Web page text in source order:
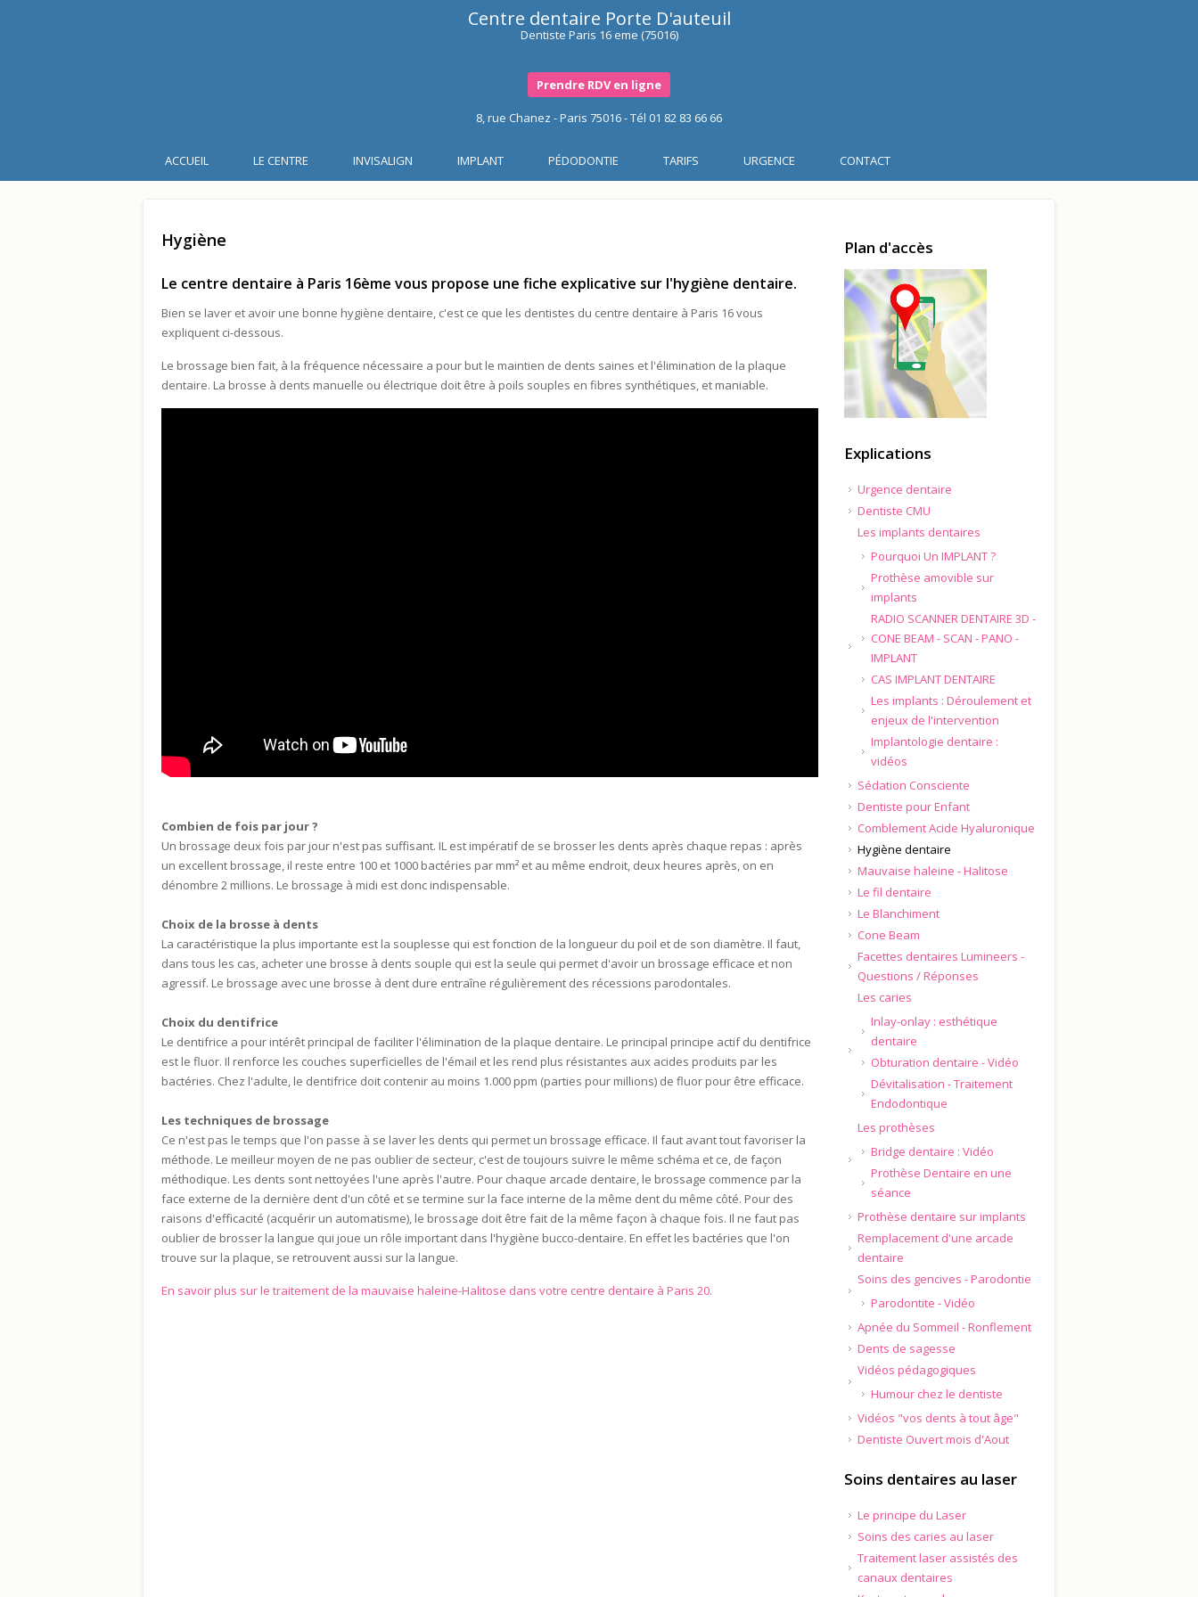
Centre dentaire Porte D'auteuil
Dentiste Paris 16 eme (75016)
Prendre RDV en ligne
8, rue Chanez - Paris 75016 - Tél 01 82 83 66 66
ACCUEIL LE CENTRE INVISALIGN IMPLANT PÉDODONTIE TARIFS URGENCE CONTACT
Hygiène
Le centre dentaire à Paris 16ème vous propose une fiche explicative sur l'hygiène dentaire.
Bien se laver et avoir une bonne hygiène dentaire, c'est ce que les dentistes du centre dentaire à Paris 16 vous
expliquent ci-dessous.
Le brossage bien fait, à la fréquence nécessaire a pour but le maintien de dents saines et l'élimination de la plaque
dentaire. La brosse à dents manuelle ou électrique doit être à poils souples en fibres synthétiques, et maniable.
Combien de fois par jour ?
Un brossage deux fois par jour n'est pas suffisant. IL est impératif de se brosser les dents après chaque repas : après
un excellent brossage, il reste entre 100 et 1000 bactéries par mm² et au même endroit, deux heures après, on en
dénombre 2 millions. Le brossage à midi est donc indispensable.
Choix de la brosse à dents
La caractéristique la plus importante est la souplesse qui est fonction de la longueur du poil et de son diamètre. Il faut,
dans tous les cas, acheter une brosse à dents souple qui est la seule qui permet d'avoir un brossage efficace et non
agressif. Le brossage avec une brosse à dent dure entraîne régulièrement des récessions parodontales.
Choix du dentifrice
Le dentifrice a pour intérêt principal de faciliter l'élimination de la plaque dentaire. Le principal principe actif du dentifrice
est le fluor. Il renforce les couches superficielles de l'émail et les rend plus résistantes aux acides produits par les
bactéries. Chez l'adulte, le dentifrice doit contenir au moins 1.000 ppm (parties pour millions) de fluor pour être efficace.
Les techniques de brossage
Ce n'est pas le temps que l'on passe à se laver les dents qui permet un brossage efficace. Il faut avant tout favoriser la
méthode. Le meilleur moyen de ne pas oublier de secteur, c'est de toujours suivre le même schéma et ce, de façon
méthodique. Les dents sont nettoyées l'une après l'autre. Pour chaque arcade dentaire, le brossage commence par la
face externe de la dernière dent d'un côté et se termine sur la face interne de la même dent du même côté. Pour des
raisons d'efficacité (acquérir un automatisme), le brossage doit être fait de la même façon à chaque fois. Il ne faut pas
oublier de brosser la langue qui joue un rôle important dans l'hygiène bucco-dentaire. En effet les bactéries que l'on
trouve sur la plaque, se retrouvent aussi sur la langue.
En savoir plus sur le traitement de la mauvaise haleine-Halitose dans votre centre dentaire à Paris 20.
Plan d'accès
Explications
Urgence dentaire
Dentiste CMU
Les implants dentaires
Pourquoi Un IMPLANT ?
Prothèse amovible sur
implants
RADIO SCANNER DENTAIRE 3D -
CONE BEAM - SCAN - PANO -
IMPLANT
CAS IMPLANT DENTAIRE
Les implants : Déroulement et
enjeux de l'intervention
Implantologie dentaire :
vidéos
Sédation Consciente
Dentiste pour Enfant
Comblement Acide Hyaluronique
Hygiène dentaire
Mauvaise haleine - Halitose
Le fil dentaire
Le Blanchiment
Cone Beam
Facettes dentaires Lumineers -
Questions / Réponses
Les caries
Inlay-onlay : esthétique
dentaire
Obturation dentaire - Vidéo
Dévitalisation - Traitement
Endodontique
Les prothèses
Bridge dentaire : Vidéo
Prothèse Dentaire en une
séance
Prothèse dentaire sur implants
Remplacement d'une arcade
dentaire
Soins des gencives - Parodontie
Parodontite - Vidéo
Apnée du Sommeil - Ronflement
Dents de sagesse
Vidéos pédagogiques
Humour chez le dentiste
Vidéos "vos dents à tout âge"
Dentiste Ouvert mois d'Aout
Soins dentaires au laser
Le principe du Laser
Soins des caries au laser
Traitement laser assistés des
canaux dentaires